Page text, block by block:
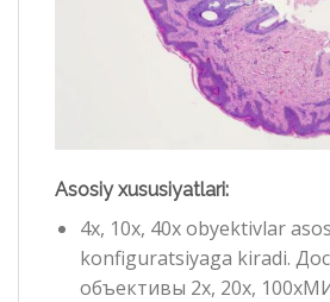
Asosiy xususiyatlari:
4х, 10х, 40х obyektivlar
konfiguratsiyaga kiradi.
объективы 2х, 20х,